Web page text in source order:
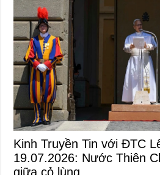
Kinh Truyền Tin với ĐTC
19.07.2026: Nước Thiên
giữa cỏ lùng